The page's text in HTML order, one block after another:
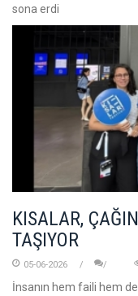
sona erdi
KISALAR,
TAŞIYOR
05-06-2026
İnsanın hem faili hem de